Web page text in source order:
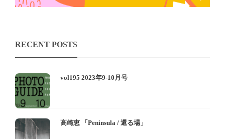
RECENT POSTS
vol195 2023年9-10月号
高崎恵 「Peninsula / 還る場」